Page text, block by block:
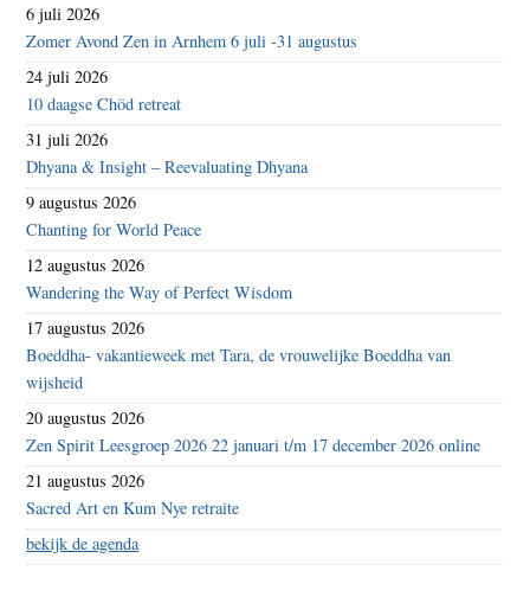
6 juli 2026
Zomer Avond Zen in Arnhem 6 juli -31 augustus
24 juli 2026
10 daagse Chöd retreat
31 juli 2026
Dhyana & Insight – Reevaluating Dhyana
9 augustus 2026
Chanting for World Peace
12 augustus 2026
Wandering the Way of Perfect Wisdom
17 augustus 2026
Boeddha- vakantieweek met Tara, de vrouwelijke Boeddha van
wijsheid
20 augustus 2026
Zen Spirit Leesgroep 2026 22 januari t/m 17 december 2026 online
21 augustus 2026
Sacred Art en Kum Nye retraite
bekijk de agenda